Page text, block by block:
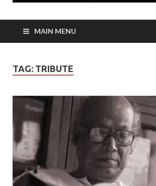
MAIN MENU
TAG: TRIBUTE